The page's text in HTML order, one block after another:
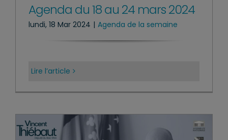
Agenda du 18 au 24 mars 2024
lundi, 18 Mar 2024 | Agenda de la semaine
Lire l’article